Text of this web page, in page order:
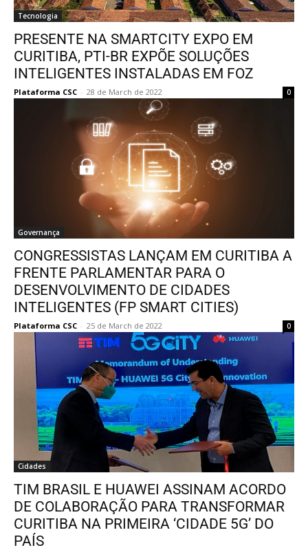
Tecnologia
PRESENTE NA SMARTCITY EXPO EM
CURITIBA, PTI-BR EXPÕE SOLUÇÕES
INTELIGENTES INSTALADAS EM FOZ
Plataforma CSC - 28 de March de 2022 0
Governança
CONGRESSISTAS LANÇAM EM CURITIBA A
FRENTE PARLAMENTAR PARA O
DESENVOLVIMENTO DE CIDADES
INTELIGENTES (FP SMART CITIES)
Plataforma CSC - 25 de March de 2022 0
Cidades
TIM BRASIL E HUAWEI ASSINAM ACORDO
DE COLABORAÇÃO PARA TRANSFORMAR
CURITIBA NA PRIMEIRA ‘CIDADE 5G’ DO
PAÍS